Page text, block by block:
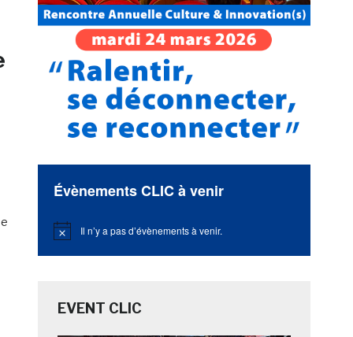
Évènements CLIC à venir
Notice Il n’y a pas d’évènements à venir.
EVENT CLIC